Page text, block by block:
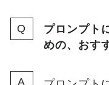
プロンプト
めの、おす